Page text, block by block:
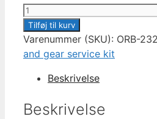
var:
836,00 kr..
er:
599,00
SERVICE
KIT
VOLVO
PENTA
HOUR
D31,
Tilføj til kurv
Varenummer (SKU): ORB-
and gear service kit
Beskrivelse
Beskrivelse